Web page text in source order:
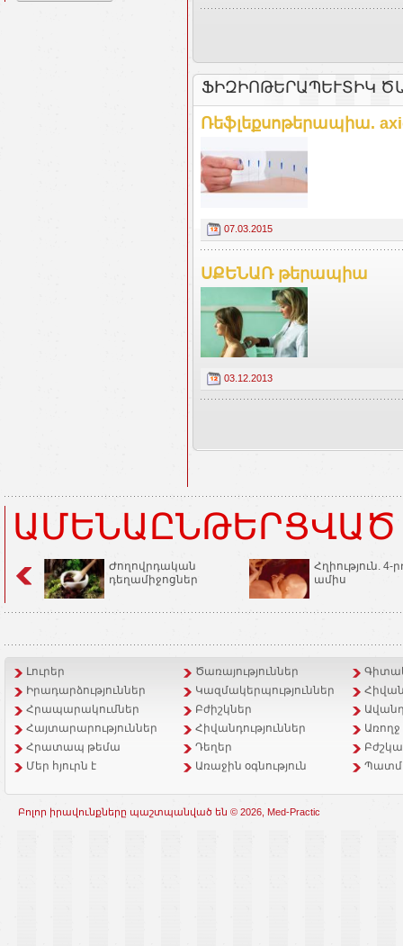
ՖԻԶԻՈԹԵՐԱՊԵՒՏԻԿ
Ռեֆլեքսոթերապիա.
07.03.2015
ՍՔԵՆԱՌ թերապիա
03.12.2013
Ժողովրդական
դեղամիջոցներ
Հղիություն. 4-
ամիս
Լուրեր Ծառայություններ
Իրադարձություններ
Կազմակերպություններ
Հրապարակումներ
Բժիշկներ
Հայտարարություններ
Հիվանդություններ
Հրատապ թեմա
Դեղեր
Մեր հյուրն է
Առաջին օգնություն
Բոլոր իրավունքները պաշտպանված են © 2026, Med-Practic